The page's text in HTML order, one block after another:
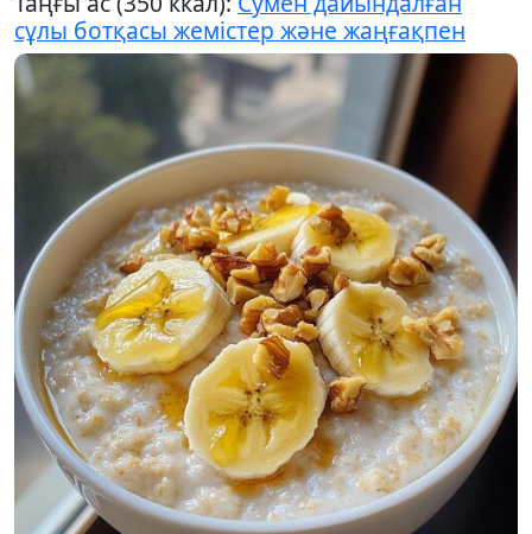
сұлы ботқасы жемістер және жаңғақпен